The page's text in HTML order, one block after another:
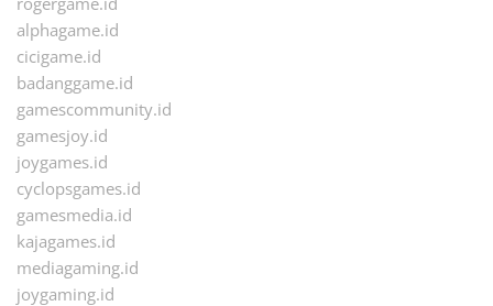
alphagame.id
cicigame.id
badanggame.id
gamescommunity.id
gamesjoy.id
joygames.id
cyclopsgames.id
gamesmedia.id
kajagames.id
mediagaming.id
joygaming.id